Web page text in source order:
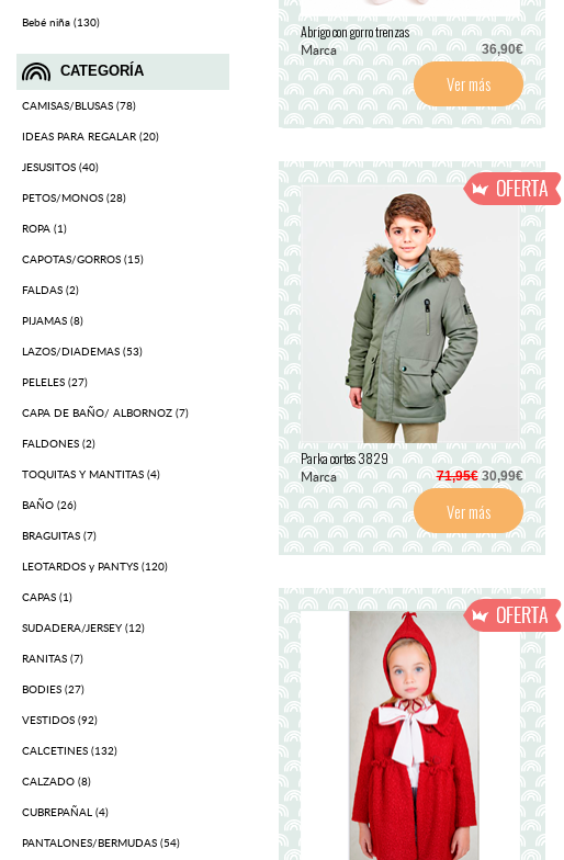
Bebé niña (130)
CATEGORÍA
CAMISAS/BLUSAS (78)
IDEAS PARA REGALAR (20)
JESUSITOS (40)
PETOS/MONOS (28)
ROPA (1)
CAPOTAS/GORROS (15)
FALDAS (2)
PIJAMAS (8)
LAZOS/DIADEMAS (53)
PELELES (27)
CAPA DE BAÑO/ ALBORNOZ (7)
FALDONES (2)
TOQUITAS Y MANTITAS (4)
BAÑO (26)
BRAGUITAS (7)
LEOTARDOS y PANTYS (120)
CAPAS (1)
SUDADERA/JERSEY (12)
RANITAS (7)
BODIES (27)
VESTIDOS (92)
CALCETINES (132)
CALZADO (8)
CUBREPAÑAL (4)
PANTALONES/BERMUDAS (54)
Abrigo con gorro trenzas
Marca 36,90€
Ver más
Parka cortes 3829
Marca 71,95€30,99€
Ver más